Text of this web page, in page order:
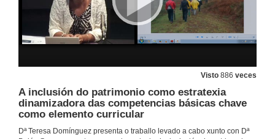
Visto 886 veces
A inclusión do patrimonio como estratexia
dinamizadora das competencias básicas chave
como elemento curricular
Dª Teresa Domínguez presenta o traballo levado a cabo xunto con Dª
SOPA, metodoloxía dun proceso
Parte II
24 de set. de 2014